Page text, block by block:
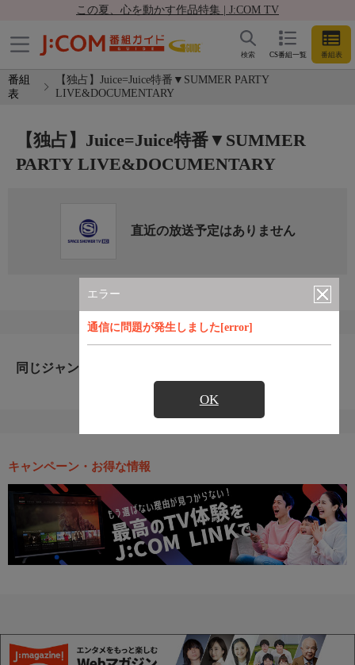
この夏、心を動かす作品特集 | J:COM TV
CS番組一覧 番組表
検索
番組
表
【独占】Juice=Juice特番▼SUMMER PARTY
LIVE&DOCUMENTARY
エラー
通信に問題が発生しました[error]
OK
【独占】Juice=Juice特番▼SUMMER
PARTY LIVE&DOCUMENTARY
直近の放送予定はありません
同じジャンルのおすすめ番組
キャンペーン・お得な情報